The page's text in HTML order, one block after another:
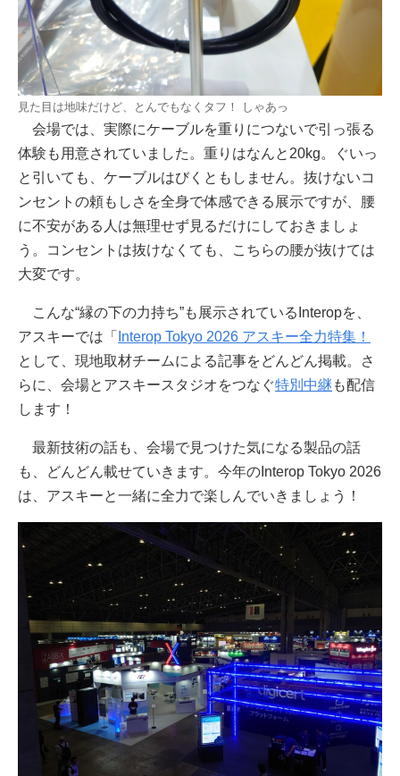
見た目は地味だけど、とんでもなくタフ！ しゃあっ
会場では、実際にケーブルを重りにつないで引っ張る
体験も用意されていました。重りはなんと20kg。ぐいっ
と引いても、ケーブルはびくともしません。抜けないコ
ンセントの頼もしさを全身で体感できる展示ですが、腰
に不安がある人は無理せず見るだけにしておきましょ
う。コンセントは抜けなくても、こちらの腰が抜けては
大変です。
こんな“縁の下の力持ち”も展示されているInteropを、
アスキーでは「
Interop Tokyo 2026 アスキー全力特集！
として、現地取材チームによる記事をどんどん掲載。さ
らに、会場とアスキースタジオをつなぐ特別中継 も配信
します！
最新技術の話も、会場で見つけた気になる製品の話
も、どんどん載せていきます。今年のInterop Tokyo 2026
は、アスキーと一緒に全力で楽しんでいきましょう！